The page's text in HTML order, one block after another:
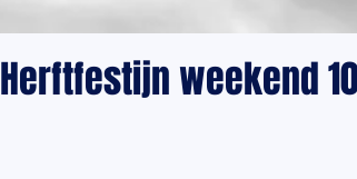
Herftfestijn weekend